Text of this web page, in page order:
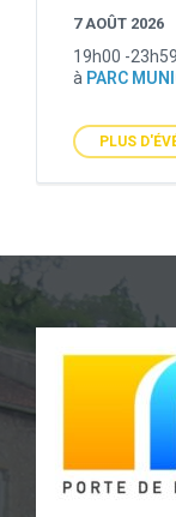
7 AOÛT 2026
19h00 -23h59
à PARC
PLUS